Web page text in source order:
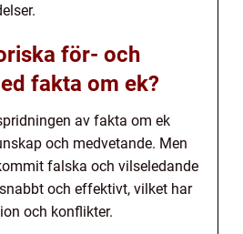
för- och
fakta om ek?
av fakta om ek
och medvetande. Men
falska och vilseledande
och effektivt, vilket har
och konflikter.